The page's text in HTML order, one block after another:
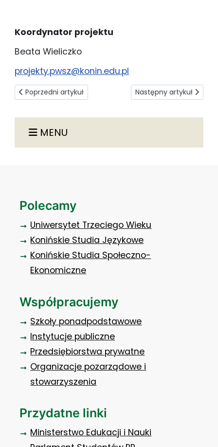
MENU
Koordynator projektu
Beata Wieliczko
projekty.pwsz@konin.edu.pl
Poprzedni artykuł: Harmonogram realizacji projektu
Poprzedni artykuł Następny artykuł:
Następny artykuł
Polecamy
Uniwersytet Trzeciego Wieku
Konińskie Studia Językowe
Konińskie Studia Społeczno-
Ekonomiczne
Współpracujemy
Szkoły ponadpodstawowe
Instytucje publiczne
Przedsiębiorstwa prywatne
Organizacje pozarządowe i
stowarzyszenia
Przydatne linki
Ministerstwo Edukacji i Nauki